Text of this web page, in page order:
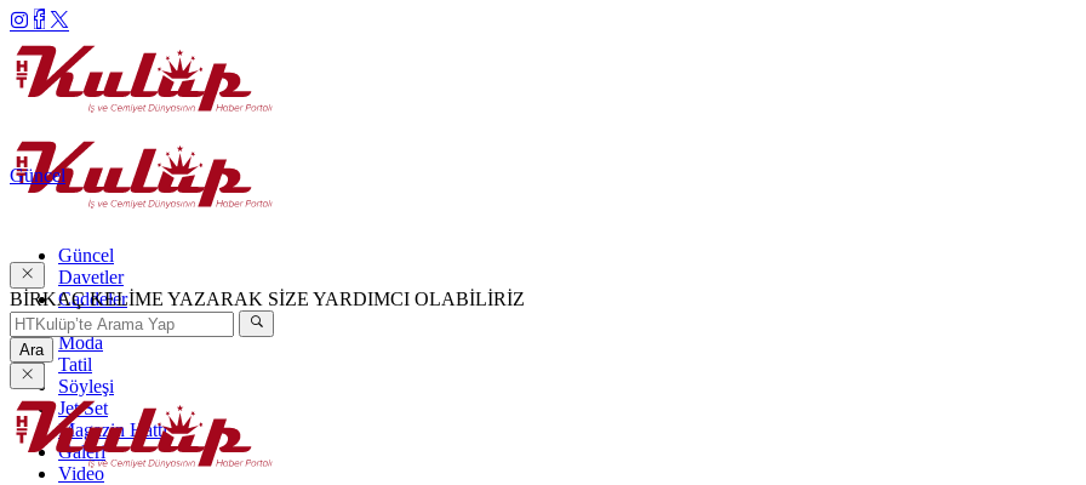
Güncel
Davetler
Caddeler
Haftanın Şıkları
Moda
Tatil
Söyleşi
Jet Set
Magazin Hattı
Galeri
Video
Güncel
BİRKAÇ KELİME YAZARAK SİZE YARDIMCI OLABİLİRİZ
Ara